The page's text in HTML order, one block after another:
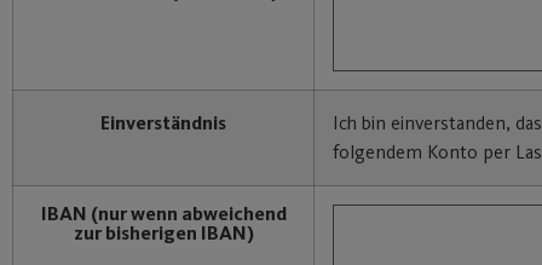
Einverständnis
Ich bin einverstanden,
folgendem Konto per
IBAN (nur wenn abweichend
zur bisherigen IBAN)